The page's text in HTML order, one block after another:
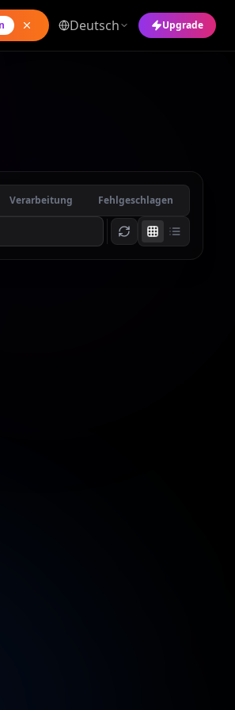
Deutsch Upgrade
Verarbeitung Fehlgeschlagen